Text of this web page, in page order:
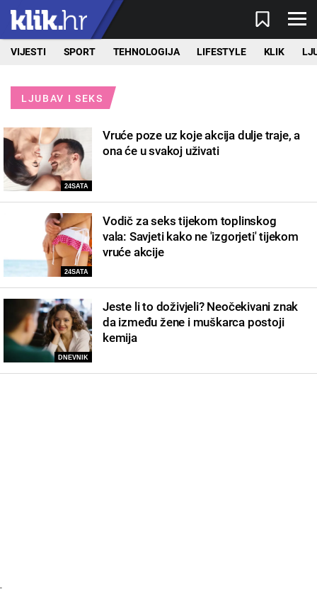
VIJESTI SPORT TEHNOLOGIJA LIFESTYLE KLIK
LJUBAV I SEKS
24SATA
Vruće poze uz koje akcija dulje traje, a
ona će u svakoj uživati
24SATA
Vodič za seks tijekom toplinskog
vala: Savjeti kako ne 'izgorjeti' tijekom
vruće akcije
DNEVNIK
Jeste li to doživjeli? Neočekivani znak
da između žene i muškarca postoji
kemija